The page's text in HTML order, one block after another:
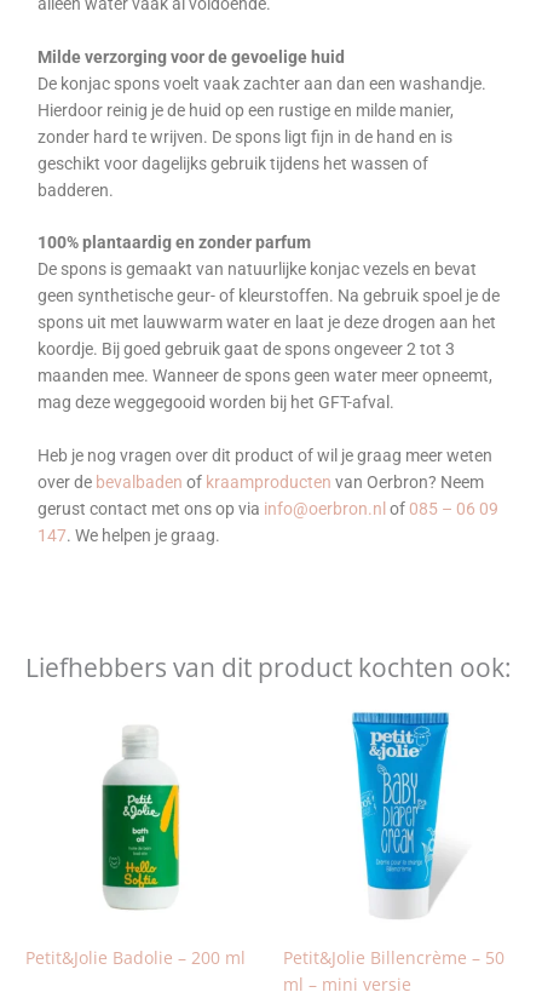
Milde verzorging voor de gevoelige huid
De konjac spons voelt vaak zachter aan dan een washandje.
Hierdoor reinig je de huid op een rustige en milde manier,
zonder hard te wrijven. De spons ligt fijn in de hand en is
geschikt voor dagelijks gebruik tijdens het wassen of
badderen.
100% plantaardig en zonder parfum
De spons is gemaakt van natuurlijke konjac vezels en bevat
geen synthetische geur- of kleurstoffen. Na gebruik spoel je de
spons uit met lauwwarm water en laat je deze drogen aan het
koordje. Bij goed gebruik gaat de spons ongeveer 2 tot 3
maanden mee.Wanneer de spons geen water meer opneemt,
mag deze weggegooid worden bij het GFT-afval.
Heb je nog vragen over dit product of wil je graag meer weten
over de bevalbaden of kraamproducten van Oerbron? Neem
gerust contact met ons op via info@oerbron.nl of 085 – 06 09
147. We helpen je graag.
Liefhebbers van dit product kochten ook:
Petit&Jolie Badolie – 200 ml
Petit&Jolie Billencrème – 50
ml – mini versie